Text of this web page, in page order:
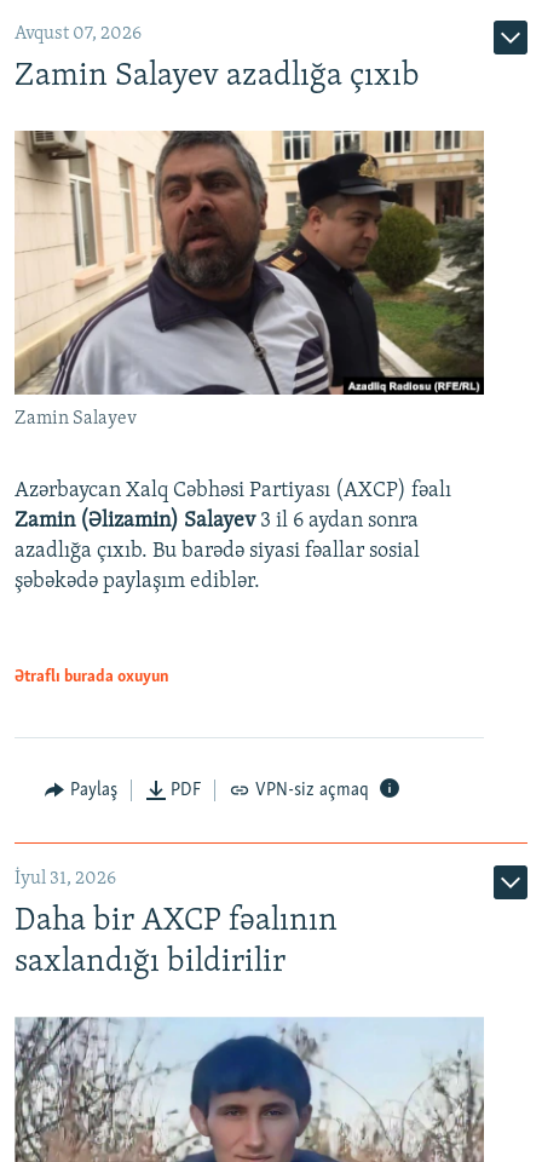
Avqust 07, 2026
Zamin Salayev azadlığa çıxıb
Zamin Salayev
Azərbaycan Xalq Cəbhəsi Partiyası (AXCP) fəalı
Zamin (Əlizamin) Salayev 3 il 6 aydan sonra
azadlığa çıxıb. Bu barədə siyasi fəallar sosial
şəbəkədə paylaşım ediblər.
Ətraflı burada oxuyun
Paylaş PDF VPN-siz açmaq
İyul 31, 2026
Daha bir AXCP fəalının
saxlandığı bildirilir